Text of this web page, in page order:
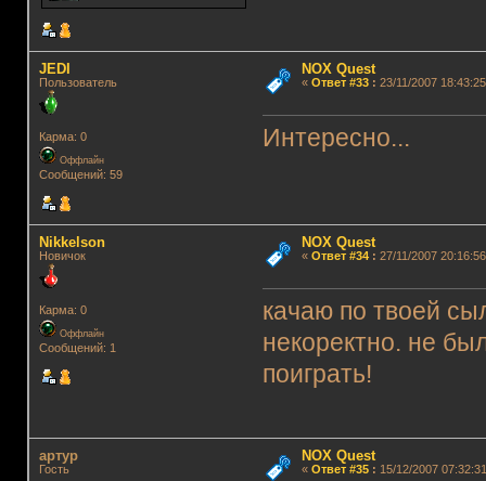
JEDI
Пользователь
Карма: 0
Оффлайн
Сообщений: 59
NOX Quest
« Ответ #33: 23/11/2007
Интересно...
Nikkelson
Новичок
Карма: 0
Оффлайн
Сообщений: 1
NOX Quest
« Ответ #34: 27/11/2007
качаю по твоей
некоректно. не
поиграть!
артур
Гость
NOX Quest
« Ответ #35: 15/12/2007